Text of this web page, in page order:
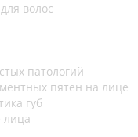
волос
патологий
пятен на лице
губ
лица